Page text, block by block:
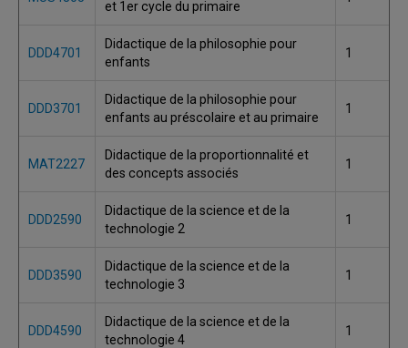
et 1er cycle du primaire
DDD4701
Didactique de la philosophie pour
enfants
1
DDD3701
Didactique de la philosophie pour
enfants au préscolaire et au primaire
1
MAT2227
Didactique de la proportionnalité et
des concepts associés
1
DDD2590
Didactique de la science et de la
technologie 2
1
DDD3590
Didactique de la science et de la
technologie 3
1
DDD4590
Didactique de la science et de la
technologie 4
1